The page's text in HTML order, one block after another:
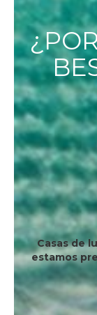
Casas de
estamos